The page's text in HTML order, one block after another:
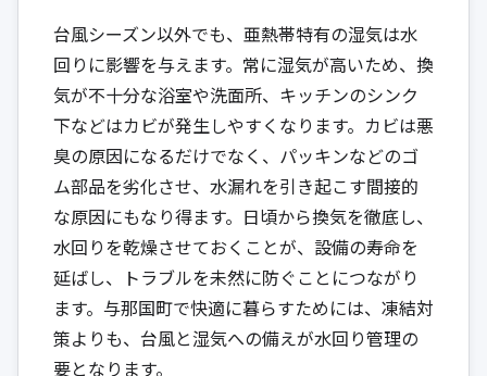
台風シーズン以外でも、亜熱帯特有の湿気は水
回りに影響を与えます。常に湿気が高いため、換
気が不十分な浴室や洗面所、キッチンのシンク
下などはカビが発生しやすくなります。カビは悪
臭の原因になるだけでなく、パッキンなどのゴ
ム部品を劣化させ、水漏れを引き起こす間接的
な原因にもなり得ます。日頃から換気を徹底し、
水回りを乾燥させておくことが、設備の寿命を
延ばし、トラブルを未然に防ぐことにつながり
ます。与那国町で快適に暮らすためには、凍結対
策よりも、台風と湿気への備えが水回り管理の
要となります。